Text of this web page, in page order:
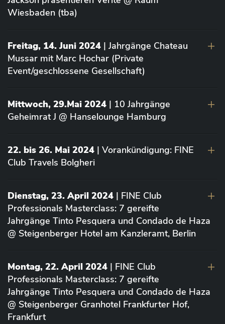
Wiesbaden (tba)
Freitag, 14. Juni 2024 | Jahrgänge Chateau
Mussar mit Marc Hochar (Private
Event/geschlossene Gesellschaft)
Mittwoch, 29.Mai 2024 | 10 Jahrgänge
Geheimrat J @ Hanselounge Hamburg
22. bis 26. Mai 2024 | Vorankündigung: FINE
Club Travels Bolgheri
Dienstag, 23. April 2024 | FINE Club
Professionals Masterclass: 7 gereifte
Jahrgänge Tinto Pesquera und Condado de Haza
@ Steigenberger Hotel am Kanzleramt, Berlin
Montag, 22. April 2024 | FINE Club
Professionals Masterclass: 7 gereifte
Jahrgänge Tinto Pesquera und Condado de Haza
@ Steigenberger Granhotel Frankfurter Hof,
Frankfurt